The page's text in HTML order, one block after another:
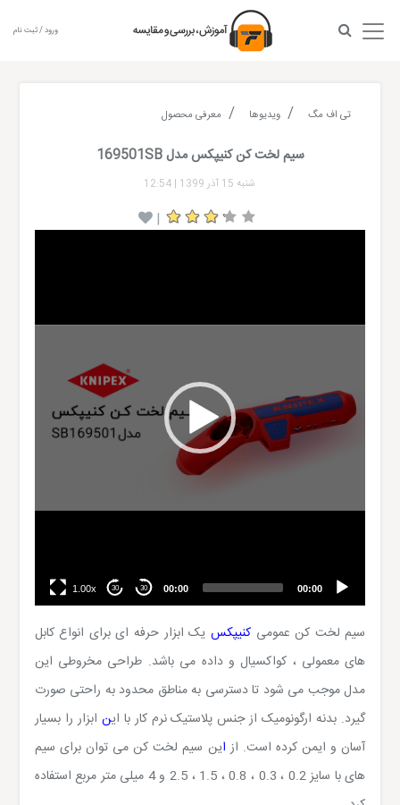
ورود / ثبت نام
تی اف مگ ویدیوها معرفی محصول
سیم لخت کن کنیپکس مدل 169501SB
شنبه 15 آذر 1399 |
12:54
|
Video
00:00
00:00
30
30
1.00x
سیم لخت کن عمومیکنیپکس یک ابزار حرفه ای برای انواع کابل
های معمولی ، کواکسیال و داده می باشد. طراحی مخروطی این
مدل موجب می شود تا دسترسی به مناطق محدود به راحتی صورت
گیرد. بدنه ارگونومیک از جنس پلاستیک نرم کار با این ابزار را بسیار
آسان و ایمن کرده است. از این سیم لخت کن می توان برای سیم
های با سایز 0.2 ، 0.3 ، 0.8 ، 1.5 ، 2.5 و 4 میلی متر مربع استفاده